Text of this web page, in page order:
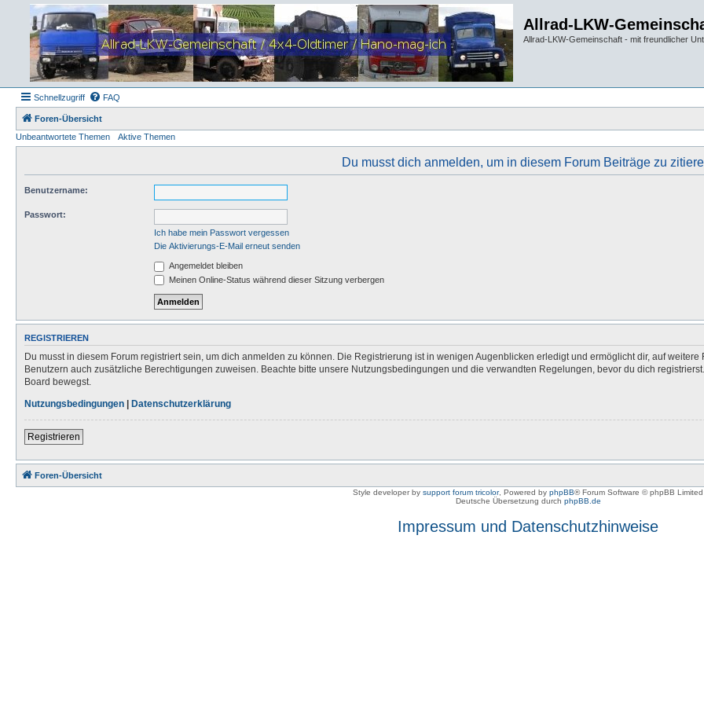
Allrad-LKW-
Allrad-LKW-Gemeinschaft - mit freundlicher
Schnellzugriff FAQ
Foren-Übersicht
Unbeantwortete Themen
Aktive Themen
Du musst dich anmelden, um in diesem Forum Beiträge zu
Benutzername:
Passwort:
Ich habe mein Passwort vergessen
Die Aktivierungs-E-Mail erneut senden
Angemeldet bleiben
Meinen Online-Status während dieser Sitzung verbergen
REGISTRIEREN
Du musst in diesem Forum registriert sein, um dich anmelden zu können. Die Registrierung ist in wenigen Augenblicken erledigt und ermöglicht dir, auf
Benutzern auch zusätzliche Berechtigungen zuweisen. Beachte bitte unsere Nutzungsbedingungen und die verwandten Regelungen, bevor du dich
Board bewegst.
Nutzungsbedingungen | Datenschutzerklärung
Registrieren
Foren-Übersicht
Style developer by support forum tricolor, Powered by phpBB® Forum Software © phpBB Limited
Deutsche Übersetzung durch phpBB.de
Impressum und Datenschutzhinweise